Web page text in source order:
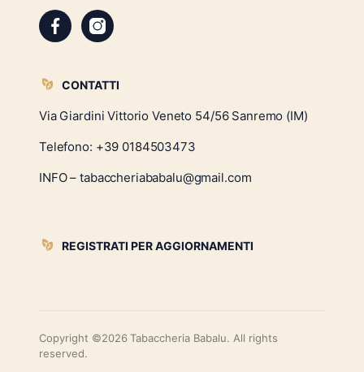
CONTATTI
Via Giardini Vittorio Veneto 54/56 Sanremo (IM)
Telefono: +39 0184503473
INFO – tabaccheriababalu@gmail.com
REGISTRATI PER AGGIORNAMENTI
Copyright ©2026 Tabaccheria Babalu. All rights
reserved.